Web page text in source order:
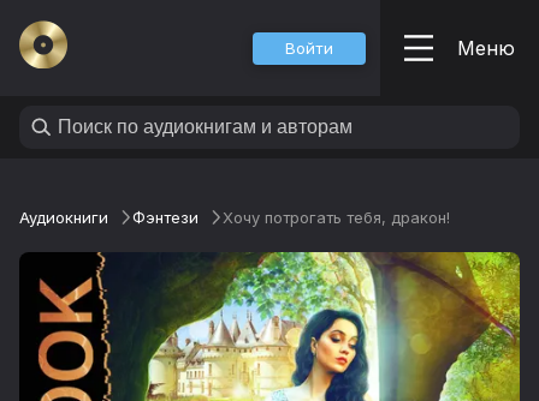
Войти Меню
Аудиокниги Фэнтези Хочу потрогать тебя, дракон!